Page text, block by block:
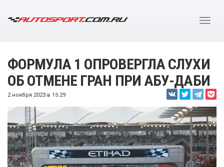
ФОРМУЛА 1 ОПРОВЕРГЛА СЛУХИ
ОБ ОТМЕНЕ ГРАН ПРИ АБУ-ДАБИ
2 ноября 2023 в 15:29